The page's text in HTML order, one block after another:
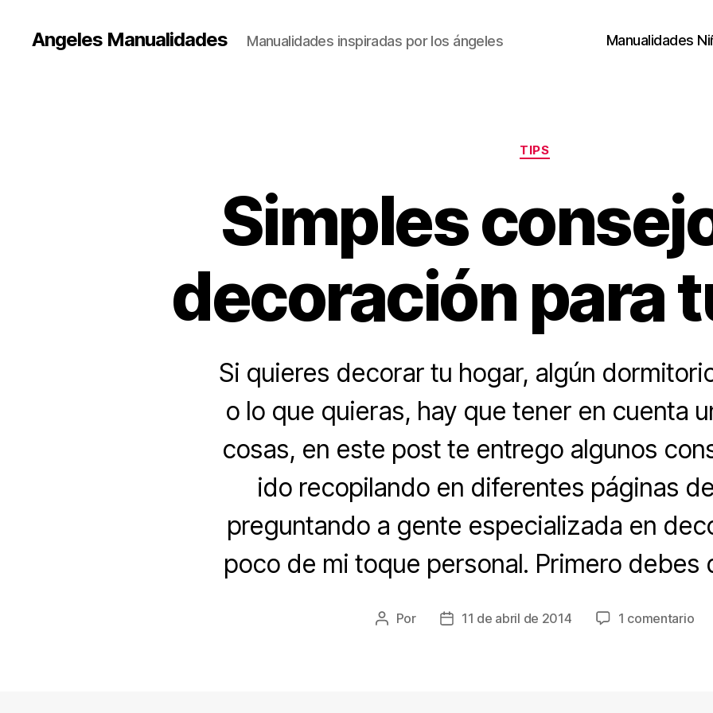
Angeles Manualidades Manualidades inspiradas por los ángeles Manualidades
Categorías
TIPS
Simples
decoración para
Si quieres decorar tu hogar, algún
o lo que quieras, hay que tener en cuenta
cosas, en este post te entrego algunos
ido recopilando en diferentes páginas
preguntando a gente especializada en
poco de mi toque personal. Primero
Autor
Por
Fecha11 de abril de 2014 1 comentarioen